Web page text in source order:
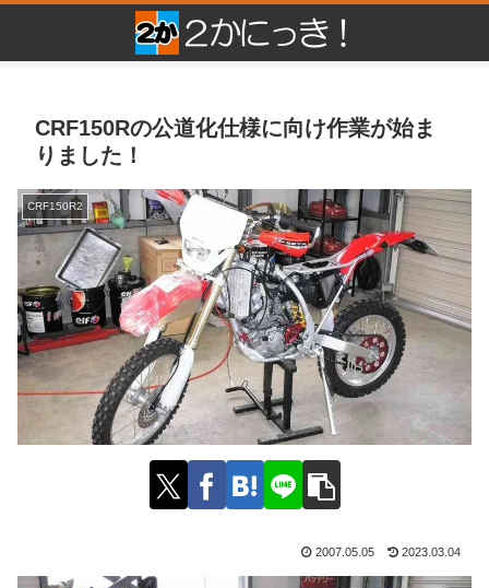
CRF150Rの公道化仕様に向け作業が始ま
りました！
CRF150R2
2007.05.05 2023.03.04